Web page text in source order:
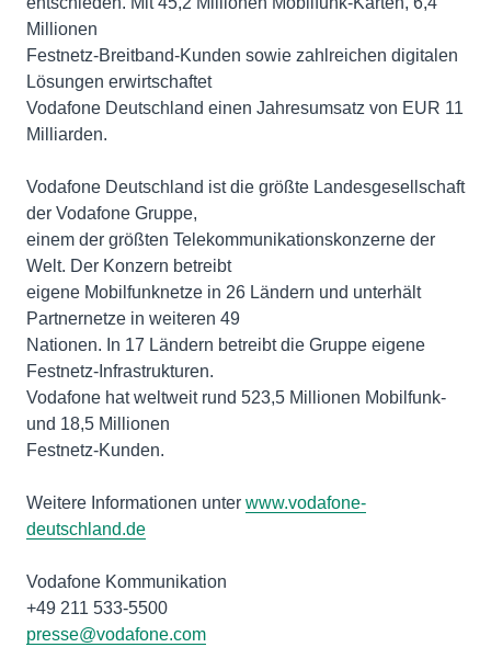
Millionen
Festnetz-Breitband-Kunden sowie zahlreichen digitalen
Lösungen erwirtschaftet
Vodafone Deutschland einen Jahresumsatz von EUR 11
Milliarden.
Vodafone Deutschland ist die größte Landesgesellschaft
der Vodafone Gruppe,
einem der größten Telekommunikationskonzerne der
Welt. Der Konzern betreibt
eigene Mobilfunknetze in 26 Ländern und unterhält
Partnernetze in weiteren 49
Nationen. In 17 Ländern betreibt die Gruppe eigene
Festnetz-Infrastrukturen.
Vodafone hat weltweit rund 523,5 Millionen Mobilfunk-
und 18,5 Millionen
Festnetz-Kunden.
Weitere Informationen unter www.vodafone-
deutschland.de
Vodafone Kommunikation
presse@vodafone.com